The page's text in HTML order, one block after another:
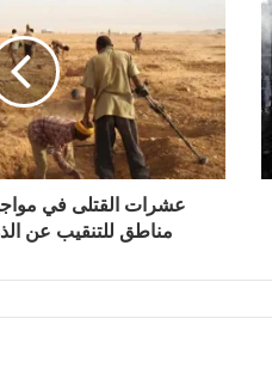
عشرات القتلى في
مناطق للتنقيب عن